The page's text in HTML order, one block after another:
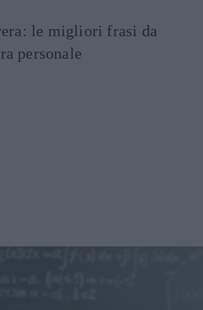
le migliori frasi da
personale